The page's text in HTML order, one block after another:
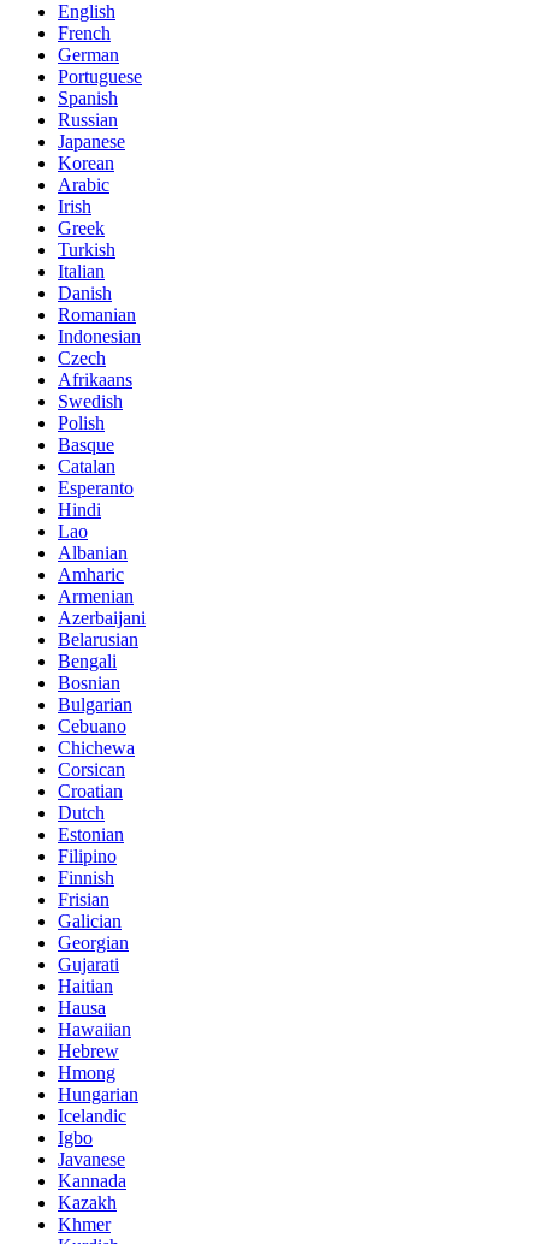
English
French
German
Portuguese
Spanish
Russian
Japanese
Korean
Arabic
Irish
Greek
Turkish
Italian
Danish
Romanian
Indonesian
Czech
Afrikaans
Swedish
Polish
Basque
Catalan
Esperanto
Hindi
Lao
Albanian
Amharic
Armenian
Azerbaijani
Belarusian
Bengali
Bosnian
Bulgarian
Cebuano
Chichewa
Corsican
Croatian
Dutch
Estonian
Filipino
Finnish
Frisian
Galician
Georgian
Gujarati
Haitian
Hausa
Hawaiian
Hebrew
Hmong
Hungarian
Icelandic
Igbo
Javanese
Kannada
Kazakh
Khmer